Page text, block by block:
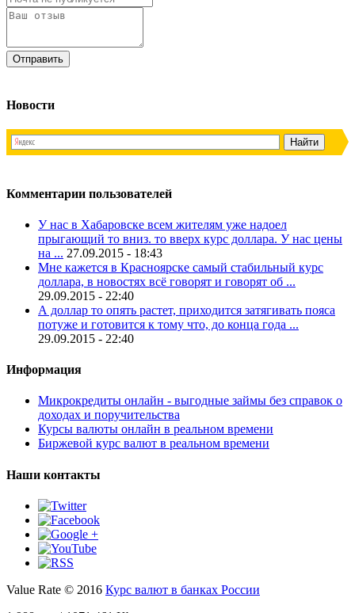
Новости
Комментарии пользователей
У нас в Хабаровске всем жителям уже надоел
прыгающий то вниз. то вверх курс доллара. У нас цены
на ... 27.09.2015 - 18:43
Мне кажется в Красноярске самый стабильный курс
доллара, в новостях всё говорят и говорят об ...
29.09.2015 - 22:40
А доллар то опять растет, приходится затягивать пояса
потуже и готовится к тому что, до конца года ...
29.09.2015 - 22:40
Информация
Микрокредиты онлайн - выгодные займы без справок о
доходах и поручительства
Курсы валюты онлайн в реальном времени
Биржевой курс валют в реальном времени
Наши контакты
Value Rate © 2016 Курс валют в банках России